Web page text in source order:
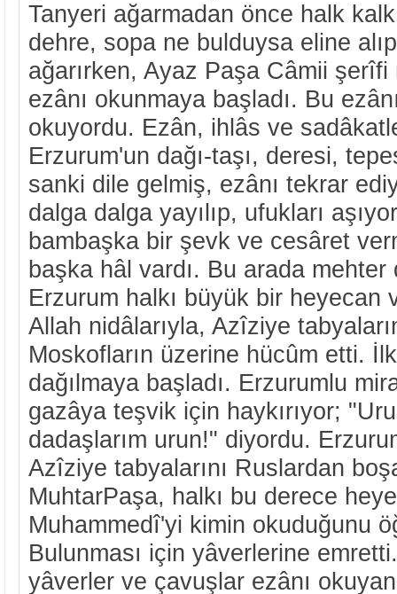
Tanyeri ağarmadan önce halk
dehre, sopa ne bulduysa eline
ağarırken, Ayaz Paşa Câmii
ezânı okunmaya başladı. Bu
okuyordu. Ezân, ihlâs ve
Erzurum'un dağı-taşı, deresi,
sanki dile gelmiş, ezânı tekrar
dalga dalga yayılıp, ufukları
bambaşka bir şevk ve cesâret
başka hâl vardı. Bu arada mehter
Erzurum halkı büyük bir heyecan
Allah nidâlarıyla, Azîziye
Moskofların üzerine hücûm etti.
dağılmaya başladı. Erzurumlu
gazâya teşvik için haykırıyor;
dadaşlarım urun!" diyordu.
Azîziye tabyalarını Ruslardan
MuhtarPaşa, halkı bu derece
Muhammedî'yi kimin okuduğunu
Bulunması için yâverlerine
yâverler ve çavuşlar ezânı